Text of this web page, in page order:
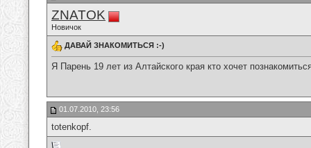
ZNATOK
Новичок
ДАВАЙ ЗНАКОМИТЬСЯ :-)
Я Парень 19 лет из Алтайского края кто хочет
01.07.2010, 23:56
totenkopf.